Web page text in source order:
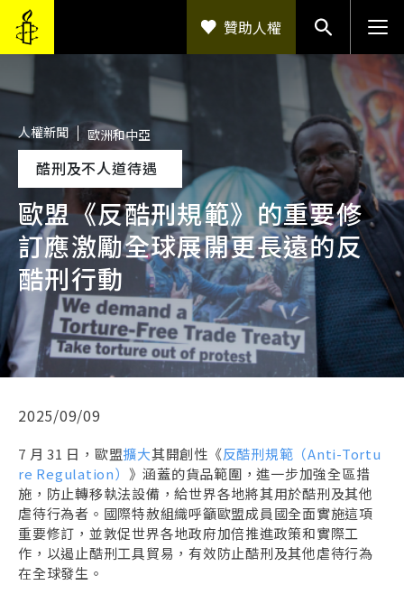
人權新聞 歐洲和中亞
酷刑及不人道待遇
歐盟《反酷刑規範》的重要修
訂應激勵全球展開更長遠的反
酷刑行動
2025/09/09
7 月 31 日，歐盟擴大其開創性《反酷刑規範（Anti-Tortu
re Regulation） 》涵蓋的貨品範圍，進一步加強全區措
施，防止轉移執法設備，給世界各地將其用於酷刑及其他
虐待行為者。國際特赦組織呼籲歐盟成員國全面實施這項
重要修訂，並敦促世界各地政府加倍推進政策和實際工
作，以遏止酷刑工具貿易，有效防止酷刑及其他虐待行為
在全球發生。
贊助人權